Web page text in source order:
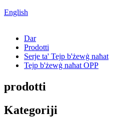
English
Dar
Prodotti
Serje ta' Tejp b'żewġ naħat
Tejp b'żewġ naħat OPP
prodotti
Kategoriji